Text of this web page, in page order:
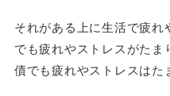
それがある上に生活で疲
でも疲れやストレスがた
債でも疲れやストレスはた